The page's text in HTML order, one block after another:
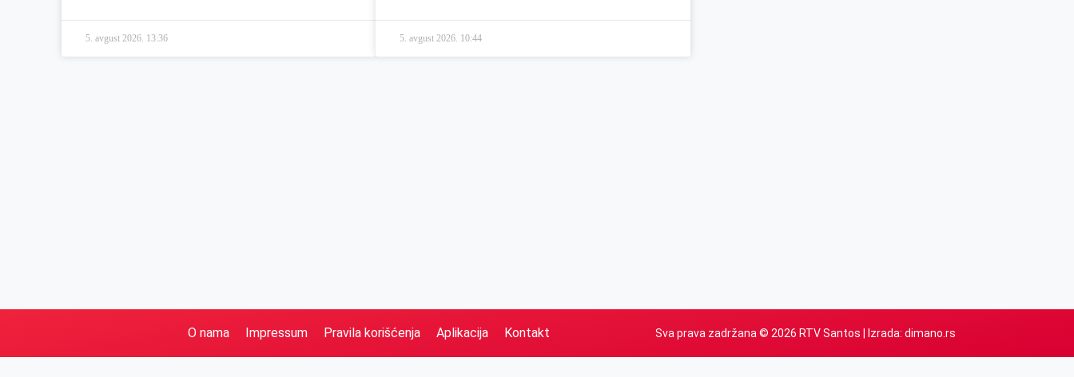
5. avgust 2026. 13:36 5. avgust 2026. 10:44
O nama Impressum Pravila korišćenja Aplikacija Kontakt Sva prava zadržana © 2026 RTV Santos | Izrada: dimano.rs